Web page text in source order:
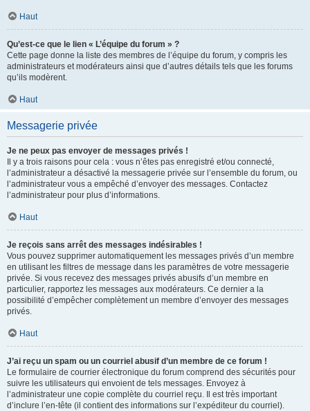
Haut
Qu’est-ce que le lien « L’équipe du forum » ?
Cette page donne la liste des membres de l’équipe du forum, y compris les
administrateurs et modérateurs ainsi que d’autres détails tels que les forums
qu’ils modèrent.
Haut
Messagerie privée
Je ne peux pas envoyer de messages privés !
Il y a trois raisons pour cela : vous n’êtes pas enregistré et/ou connecté,
l’administrateur a désactivé la messagerie privée sur l’ensemble du forum, ou
l’administrateur vous a empêché d’envoyer des messages. Contactez
l’administrateur pour plus d’informations.
Haut
Je reçois sans arrêt des messages indésirables !
Vous pouvez supprimer automatiquement les messages privés d’un membre
en utilisant les filtres de message dans les paramètres de votre messagerie
privée. Si vous recevez des messages privés abusifs d’un membre en
particulier, rapportez les messages aux modérateurs. Ce dernier a la
possibilité d’empêcher complètement un membre d’envoyer des messages
privés.
Haut
J’ai reçu un spam ou un courriel abusif d’un membre de ce forum !
Le formulaire de courrier électronique du forum comprend des sécurités pour
suivre les utilisateurs qui envoient de tels messages. Envoyez à
l’administrateur une copie complète du courriel reçu. Il est très important
d’inclure l’en-tête (il contient des informations sur l’expéditeur du courriel).